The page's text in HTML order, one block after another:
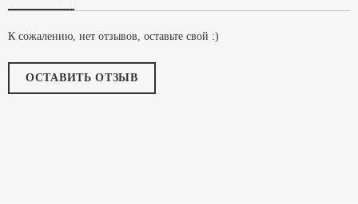
К сожалению, нет отзывов, оставьте свой :)
ОСТАВИТЬ ОТЗЫВ